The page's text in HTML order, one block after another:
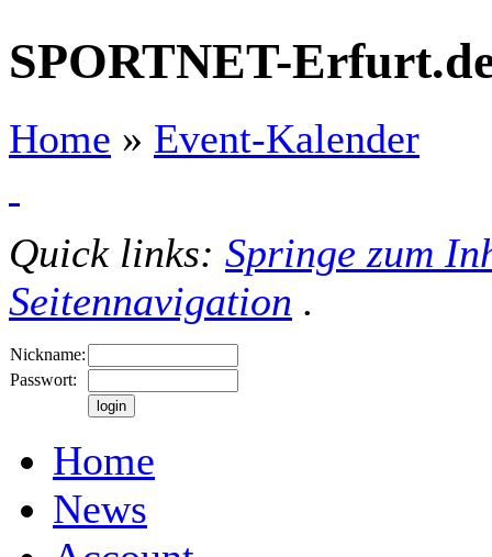
SPORTNET-
Home » Event-Kalender
Quick links: Springe zum
Seitennavigation .
Nickname:
Passwort:
Home
News